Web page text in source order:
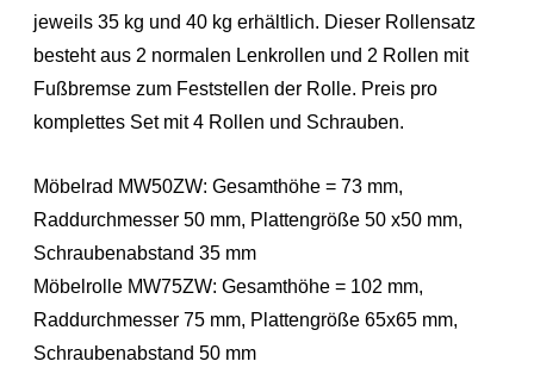
jeweils 35 kg und 40 kg erhältlich. Dieser Rollensatz
besteht aus 2 normalen Lenkrollen und 2 Rollen mit
Fußbremse zum Feststellen der Rolle. Preis pro
komplettes Set mit 4 Rollen und Schrauben.
Möbelrad MW50ZW: Gesamthöhe = 73 mm,
Raddurchmesser 50 mm, Plattengröße 50 x50 mm,
Schraubenabstand 35 mm
Möbelrolle MW75ZW: Gesamthöhe = 102 mm,
Raddurchmesser 75 mm, Plattengröße 65x65 mm,
Schraubenabstand 50 mm